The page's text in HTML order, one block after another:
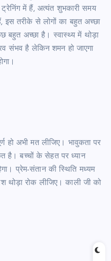
में हैं, अत्यंत शुभकारी समय
तरीके से लोगों का बहुत अच्छा
बहुत अच्छा है। स्वास्थ्य में थोड़ा
संभव है लेकिन शमन हो जाएगा
हो अभी मत लीजिए। भावुकता पर
है। बच्चों के सेहत पर ध्यान
प्रेम-संतान की स्थिति मध्यम
थोड़ा रोक लीजिए। काली जी को